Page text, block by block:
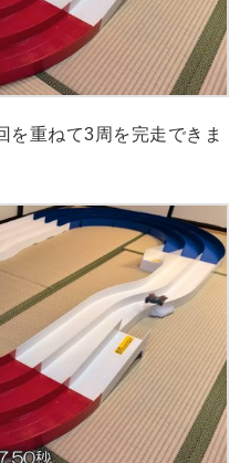
重ねて3周を完走できま